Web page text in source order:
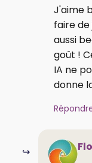
J'aime
faire de
aussi
goût !
IA ne
donne